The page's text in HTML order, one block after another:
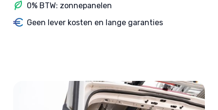
0% BTW: zonnepanelen
Geen lever kosten en lange garanties